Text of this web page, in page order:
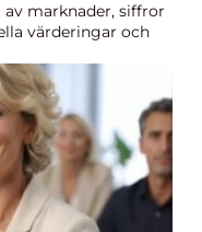
av marknader, siffror
värderingar och